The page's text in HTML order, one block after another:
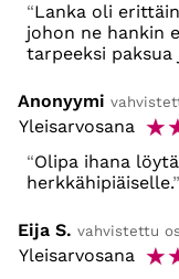
Lanka oli
johon ne hankin
tarpeeksi
Anonyymi
Yleisarvosana ☆
Olipa ihana
herkkähipiäiselle.
Eija S. vahvistettu
Yleisarvosana ☆